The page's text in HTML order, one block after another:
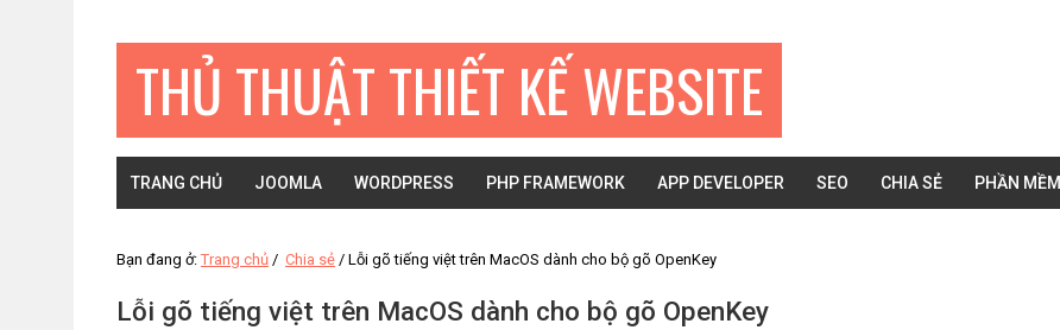
THỦ THUẬT THIẾT KẾ WEBSITE
TRANG CHỦ JOOMLA WORDPRESS PHP FRAMEWORK APP DEVELOPER SEO CHIA SẺ PHẦN MỀM
Bạn đang ở: Trang chủ / Chia sẻ / Lỗi gõ tiếng việt trên MacOS dành cho bộ gõ OpenKey
Lỗi gõ tiếng việt trên MacOS dành cho bộ gõ OpenKey